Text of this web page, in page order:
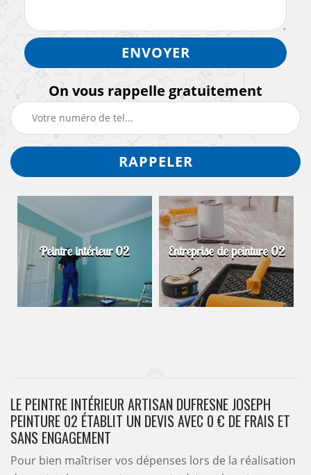
On vous rappelle gratuitement
Peintre intérieur 02 Entreprise de peinture 02
LE PEINTRE INTÉRIEUR ARTISAN DUFRESNE JOSEPH
PEINTURE 02 ÉTABLIT UN DEVIS AVEC 0 € DE FRAIS ET
SANS ENGAGEMENT
Pour bien maîtriser vos dépenses lors de la réalisation